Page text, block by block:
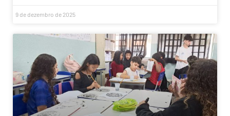
9 de dezembro de 2025